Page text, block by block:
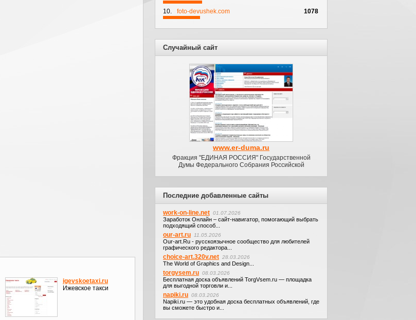
igevskoetaxi.ru
Ижевское такси
10. foto-devushek.com 1078
Случайный сайт
www.er-duma.ru
Фракция "ЕДИНАЯ РОССИЯ" Государственной
Думы Федерального Собрания Российской
Последние добавленные сайты
work-on-line.net 01.07.2026
Заработок Онлайн – сайт-навигатор, помогающий выбрать
подходящий способ...
our-art.ru 11.05.2026
Our-art.Ru - русскоязычное сообщество для любителей
графического редактора...
choice-art.320v.net 28.03.2026
The World of Graphics and Design...
torgvsem.ru 08.03.2026
Бесплатная доска объявлений TorgVsem.ru — площадка
для выгодной торговли и...
napiki.ru 08.03.2026
Napiki.ru — это удобная доска бесплатных объявлений, где
вы сможете быстро и...